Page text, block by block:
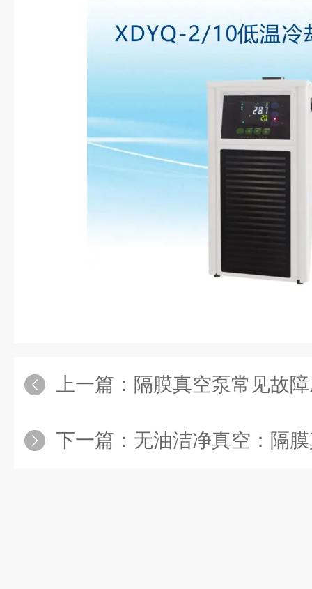
上一篇： 隔膜真空泵常见故
下一篇： 无油洁净真空：隔